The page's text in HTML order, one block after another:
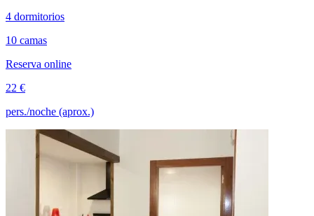
4 dormitorios
10 camas
Reserva online
22 €
pers./noche (aprox.)